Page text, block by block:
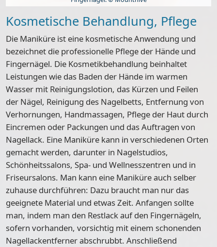
Kosmetische Behandlung, Pflege
Die Maniküre ist eine kosmetische Anwendung und
bezeichnet die professionelle Pflege der Hände und
Fingernägel. Die Kosmetikbehandlung beinhaltet
Leistungen wie das Baden der Hände im warmen
Wasser mit Reinigungslotion, das Kürzen und Feilen
der Nägel, Reinigung des Nagelbetts, Entfernung von
Verhornungen, Handmassagen, Pflege der Haut durch
Eincremen oder Packungen und das Auftragen von
Nagellack. Eine Maniküre kann in verschiedenen Orten
gemacht werden, darunter in Nagelstudios,
Schönheitssalons, Spa- und Wellnesszentren und in
Friseursalons. Man kann eine Maniküre auch selber
zuhause durchführen: Dazu braucht man nur das
geeignete Material und etwas Zeit. Anfangen sollte
man, indem man den Restlack auf den Fingernägeln,
sofern vorhanden, vorsichtig mit einem schonenden
Nagellackentferner abschrubbt. Anschließend